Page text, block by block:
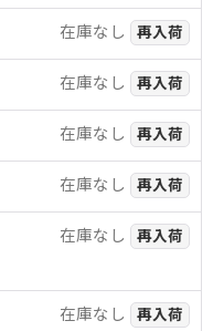
在庫なし 再入荷
在庫なし 再入荷
在庫なし 再入荷
在庫なし 再入荷
在庫なし 再入荷
在庫なし 再入荷